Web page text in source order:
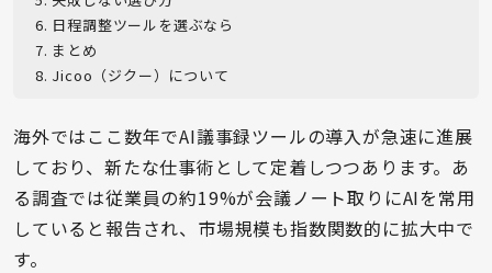
6. 日程調整ツールを選ぶなら
7. まとめ
8. Jicoo（ジクー）について
海外ではここ数年でAI議事録ツールの導入が急速に進展
しており、新たな仕事術として定着しつつあります。あ
る調査では従業員の約19%が会議ノート取りにAIを常用
していると報告され、市場規模も指数関数的に拡大中で
す。